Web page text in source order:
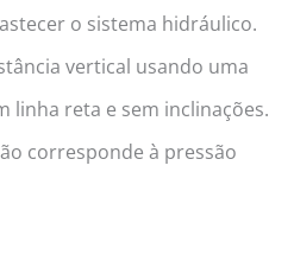
o sistema hidráulico.
vertical usando uma
linha reta e sem inclinações.
corresponde à pressão